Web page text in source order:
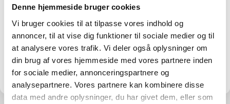
Denne hjemmeside bruger cookies
Vi bruger cookies til at tilpasse vores indhold og
annoncer, til at vise dig funktioner til sociale medier og til
at analysere vores trafik. Vi deler også oplysninger om
din brug af vores hjemmeside med vores partnere inden
for sociale medier, annonceringspartnere og
analysepartnere. Vores partnere kan kombinere disse
data med andre oplysninger, du har givet dem, eller som
(Click on the image to open “KGK Newsletter
June 23, 2016”)